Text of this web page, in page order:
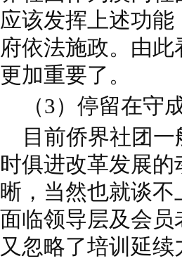
应该发挥上述功
府依法施政。由
更加重要了。
（3）停留在守
目前侨界社团一
时俱进改革发展
晰，当然也就谈
面临领导层及会
又忽略了培训延